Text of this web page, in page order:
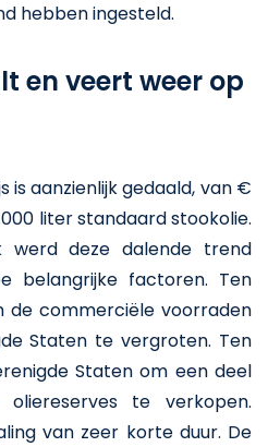
hebben ingesteld.
en veert weer op
is aanzienlijk gedaald, van €
liter standaard stookolie.
werd deze dalende trend
belangrijke factoren. Ten
de commerciële voorraden
Staten te vergroten. Ten
Staten om een deel
te verkopen.
van zeer korte duur. De